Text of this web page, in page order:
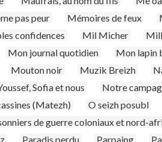
pas peur Mémoires de feux
confidences
Mil Micher
Mon journal quotidien Mon lapin
Mouton noir Muzik Breizh
Sofia et nous Notre
(Matezh)
O seizh posubl
de guerre coloniaux et nord-
Paradis perdu Parpaing